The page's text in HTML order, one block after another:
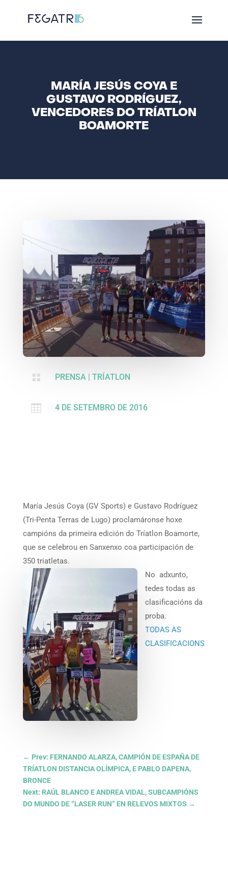
MARÍA JESÚS COYA E
GUSTAVO RODRÍGUEZ,
VENCEDORES DO TRÍATLON
BOAMORTE
 PRENSA | TRÍATLON
 4 DE SETEMBRO DE 2016
María Jesús Coya (GV Sports) e Gustavo Rodríguez
(Tri-Penta Terras de Lugo) proclamáronse hoxe
campións da primeira edición do Tríatlon Boamorte,
que se celebrou en Sanxenxo coa participación de
350 triatletas.
No adxunto,
tedes todas as
clasificacións da
proba.
TODAS AS
CLASIFICACIONS
← Prev: FERNANDO ALARZA, CAMPIÓN DE ESPAÑA DE
TRÍATLON DISTANCIA OLÍMPICA, E PABLO DAPENA,
BRONCE
Next: RAÚL BLANCO E ANDREA VIDAL, SUBCAMPIÓNS
DO MUNDO DE “LASER RUN” EN RELEVOS MIXTOS →